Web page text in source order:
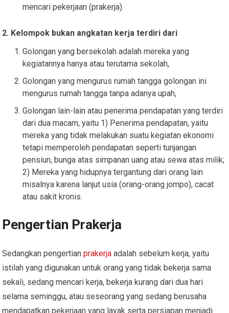
mencari pekerjaan (prakerja).
2. Kelompok bukan angkatan kerja terdiri dari
Golongan yang bersekolah adalah mereka yang
kegiatannya hanya atau terutama sekolah,
Golongan yang mengurus rumah tangga golongan ini
mengurus rumah tangga tanpa adanya upah,
Golongan lain-lain atau penerima pendapatan yang terdiri
dari dua macam, yaitu 1) Penerima pendapatan, yaitu
mereka yang tidak melakukan suatu kegiatan ekonomi
tetapi memperoleh pendapatan seperti tunjangan
pensiun, bunga atas simpanan uang atau sewa atas milik;
2) Mereka yang hidupnya tergantung dari orang lain
misalnya karena lanjut usia (orang-orang jompo), cacat
atau sakit kronis.
Pengertian Prakerja
Sedangkan pengertianprakerja adalah sebelum kerja, yaitu
istilah yang digunakan untuk orang yang tidak bekerja sama
sekali, sedang mencari kerja, bekerja kurang dari dua hari
selama seminggu, atau seseorang yang sedang berusaha
mendapatkan pekerjaan yang layak serta persiapan menjadi